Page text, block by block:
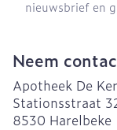
nieuwsbrief en
Neem
Apotheek De
Stationsstraat
8530 Harelbeke